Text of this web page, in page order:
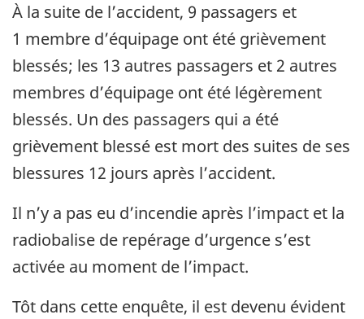
À la suite de l’accident, 9 passagers et
1 membre d’équipage ont été grièvement
blessés; les 13 autres passagers et 2 autres
membres d’équipage ont été légèrement
blessés. Un des passagers qui a été
grièvement blessé est mort des suites de ses
blessures 12 jours après l’accident.
Il n’y a pas eu d’incendie après l’impact et la
radiobalise de repérage d’urgence s’est
activée au moment de l’impact.
Tôt dans cette enquête, il est devenu évident